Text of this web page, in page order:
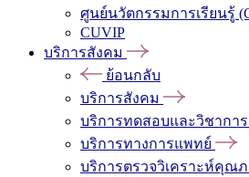
ศูนย์นวัตกรรมการเรียนรู้
CUVIP
บริการสังคม
ย้อนกลับ
บริการสังคม
บริการทดสอบและวิชาการ
บริการทางการแพทย์
บริการตรวจวิเคราะห์คุณ